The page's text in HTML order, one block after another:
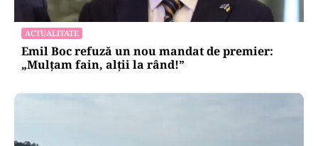
ACTUALITATE
Emil Boc refuză un nou mandat de premier:
„Mulțam fain, alții la rând!”